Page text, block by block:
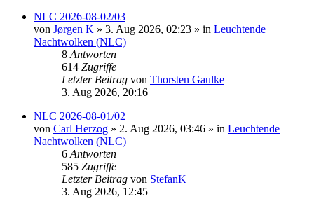
NLC 2026-08-02/03
von Jørgen K » 3. Aug 2026, 02:23 » in Leuchtende
Nachtwolken (NLC)
8 Antworten
614 Zugriffe
Letzter Beitrag von Thorsten Gaulke
3. Aug 2026, 20:16
NLC 2026-08-01/02
von Carl Herzog » 2. Aug 2026, 03:46 » in Leuchtende
Nachtwolken (NLC)
6 Antworten
585 Zugriffe
Letzter Beitrag von StefanK
3. Aug 2026, 12:45